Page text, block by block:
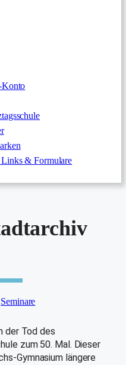
Konto
& Formulare
Seminare
der Tod des
zum 50. Mal. Dieser
Gymnasium längere